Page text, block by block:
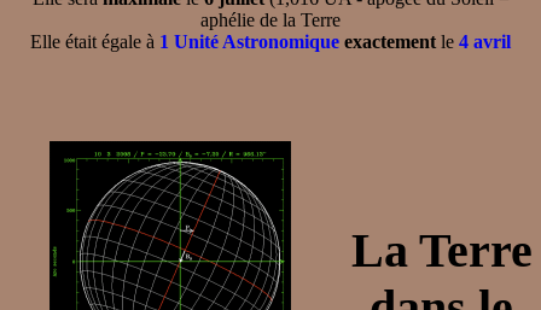
aphélie de la Terre
Elle était égale à 1 Unité Astronomique exactement le 4 avril
La Terre